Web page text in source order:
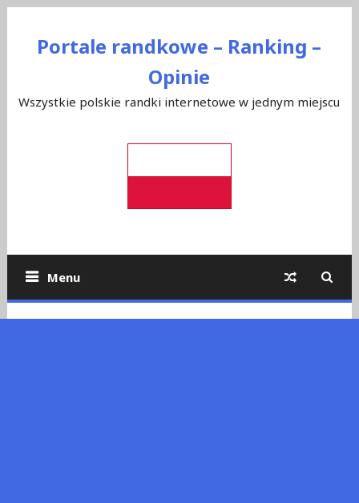
Portale randkowe – Ranking –
Opinie
Wszystkie polskie randki internetowe w jednym miejscu
Menu